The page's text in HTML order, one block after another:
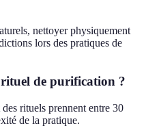
nettoyer physiquement
lors des pratiques de
de purification ?
rituels prennent entre 30
de la pratique.